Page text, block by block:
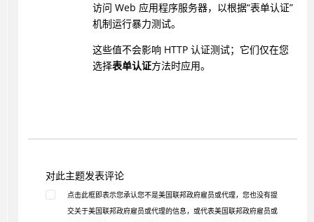
访问 Web 应用程序服务器，以根据“表单认证”
机制运行暴力测试。
这些值不会影响 HTTP 认证测试；它们仅在您
选择表单认证方法时应用。
对此主题发表评论
点击此框即表示您承认您不是美国联邦政府雇员或代理，您也没有提
交关于美国联邦政府雇员或代理的信息，或代表美国联邦政府雇员或